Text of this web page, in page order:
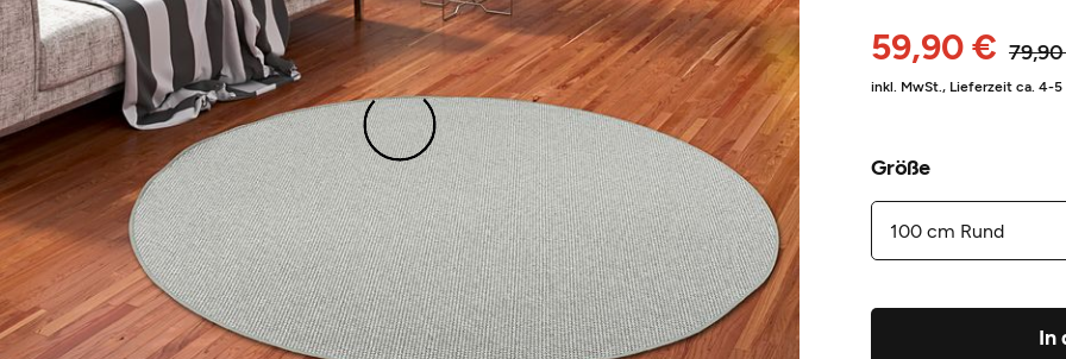
59,90 €
inkl. MwSt., Lieferzeit ca. 4-5
Größe
In